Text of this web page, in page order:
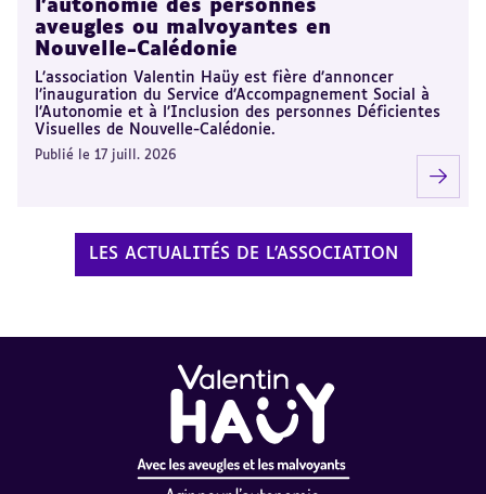
l’autonomie des personnes
aveugles ou malvoyantes en
Nouvelle-Calédonie
L’association Valentin Haüy est fière d’annoncer
l’inauguration du Service d’Accompagnement Social à
l’Autonomie et à l’Inclusion des personnes Déficientes
Visuelles de Nouvelle-Calédonie.
Publié le 17 juill. 2026
LES ACTUALITÉS DE L'ASSOCIATION